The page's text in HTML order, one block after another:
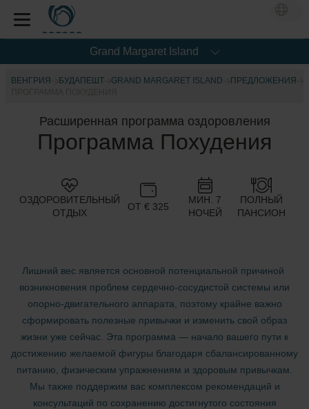
Grand Margaret Island
ВЕНГРИЯ БУДАПЕШТ GRAND MARGARET ISLAND
ПРЕДЛОЖЕНИЯ
Расширенная программа оздоровления
Программа Похудения
ОЗДОРОВИТЕЛЬНЫЙ
ОТДЫХ
ОТ € 325
МИН. 7
НОЧЕЙ
ПОЛНЫЙ
ПАНСИОН
Лишний вес является основной потенциальной причиной
возникновения проблем сердечно-сосудистой системы или
опорно-двигательного аппарата, поэтому крайне важно
сформировать полезные привычки и изменить свой образ
жизни уже сейчас. Эта программа — начало вашего пути к
достижению желаемой фигуры благодаря сбалансированному
питанию, физическим упражнениям и здоровым привычкам.
Мы также поддержим вас комплексом рекомендаций и
консультаций по сохранению достигнутого состояния